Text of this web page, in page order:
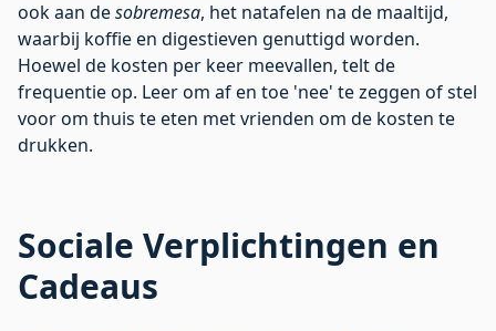
ook aan desobremesa, het natafelen na de maaltijd,
waarbij koffie en digestieven genuttigd worden.
Hoewel de kosten per keer meevallen, telt de
frequentie op. Leer om af en toe 'nee' te zeggen of stel
voor om thuis te eten met vrienden om de kosten te
drukken.
Sociale Verplichtingen en
Cadeaus